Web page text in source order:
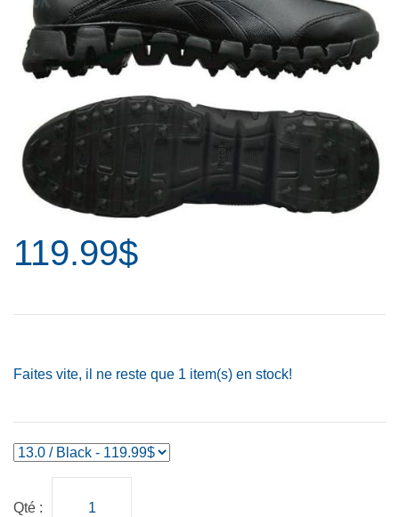
119.99$
Faites vite, il ne reste que 1 item(s) en stock!
Qté :